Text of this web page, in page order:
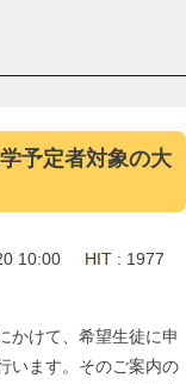
予定者対象の大
10:00 HIT : 1977
かけて、希望生徒に申
います。そのご案内の